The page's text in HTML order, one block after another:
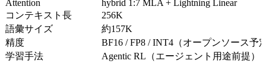
Attention
hybrid 1:7 MLA + Lightning Linear
コンテキスト長
256K
語彙サイズ
約157K
精度
BF16 / FP8 / INT4（オープンソース予
学習手法
Agentic RL（エージェント用途前提）